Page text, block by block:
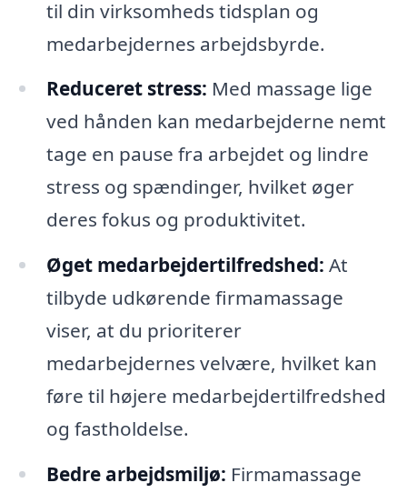
til din virksomheds tidsplan og
medarbejdernes arbejdsbyrde.
Reduceret stress: Med massage lige
ved hånden kan medarbejderne nemt
tage en pause fra arbejdet og lindre
stress og spændinger, hvilket øger
deres fokus og produktivitet.
Øget medarbejdertilfredshed: At
tilbyde udkørende firmamassage
viser, at du prioriterer
medarbejdernes velvære, hvilket kan
føre til højere medarbejdertilfredshed
og fastholdelse.
Bedre arbejdsmiljø: Firmamassage